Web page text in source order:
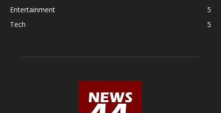
Entertainment
5
Tech
5